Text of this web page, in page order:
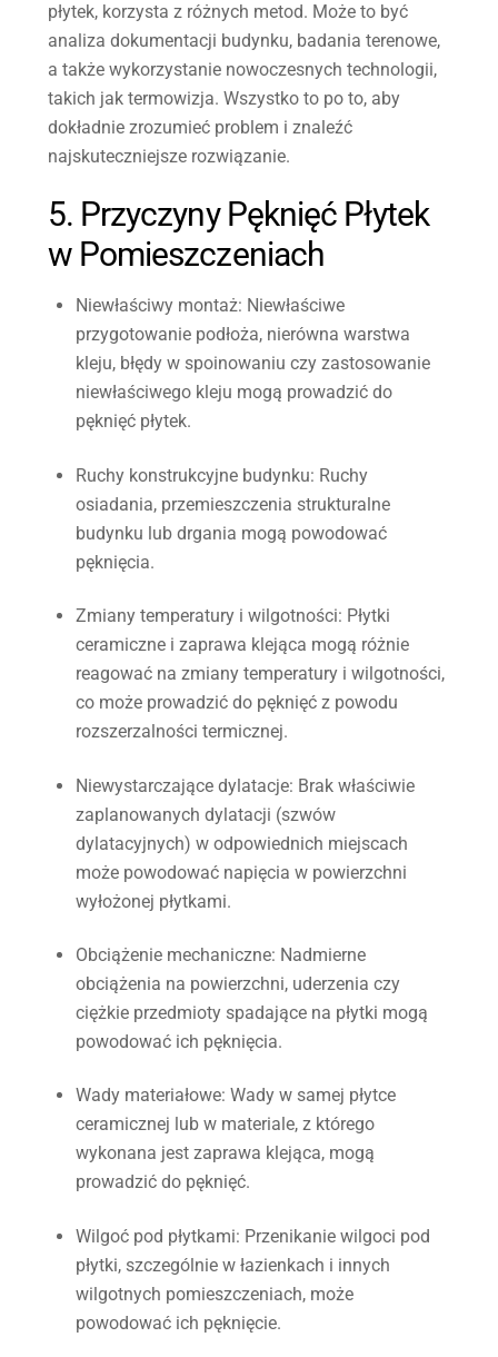
płytek, korzysta z różnych metod. Może to być
analiza dokumentacji budynku, badania terenowe,
a także wykorzystanie nowoczesnych technologii,
takich jak termowizja. Wszystko to po to, aby
dokładnie zrozumieć problem i znaleźć
najskuteczniejsze rozwiązanie.
5. Przyczyny Pęknięć Płytek
w Pomieszczeniach
Niewłaściwy montaż: Niewłaściwe
przygotowanie podłoża, nierówna warstwa
kleju, błędy w spoinowaniu czy zastosowanie
niewłaściwego kleju mogą prowadzić do
pęknięć płytek.
Ruchy konstrukcyjne budynku: Ruchy
osiadania, przemieszczenia strukturalne
budynku lub drgania mogą powodować
pęknięcia.
Zmiany temperatury i wilgotności: Płytki
ceramiczne i zaprawa klejąca mogą różnie
reagować na zmiany temperatury i wilgotności,
co może prowadzić do pęknięć z powodu
rozszerzalności termicznej.
Niewystarczające dylatacje: Brak właściwie
zaplanowanych dylatacji (szwów
dylatacyjnych) w odpowiednich miejscach
może powodować napięcia w powierzchni
wyłożonej płytkami.
Obciążenie mechaniczne: Nadmierne
obciążenia na powierzchni, uderzenia czy
ciężkie przedmioty spadające na płytki mogą
powodować ich pęknięcia.
Wady materiałowe: Wady w samej płytce
ceramicznej lub w materiale, z którego
wykonana jest zaprawa klejąca, mogą
prowadzić do pęknięć.
Wilgoć pod płytkami: Przenikanie wilgoci pod
płytki, szczególnie w łazienkach i innych
wilgotnych pomieszczeniach, może
powodować ich pęknięcie.